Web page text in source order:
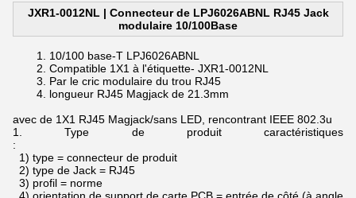
JXR1-0012NL | Connecteur de LPJ6026ABNL RJ45 Jack
modulaire 10/100Base
10/100 base-T LPJ6026ABNL
Compatible 1X1 à l'étiquette- JXR1-0012NL
Par le cric modulaire du trou RJ45
longueur RJ45 Magjack de 21.3mm
avec de 1X1 RJ45 Magjack/sans LED, rencontrant IEEE 802.3u
1.Type de produit caractéristiques
:
1) type = connecteur de produit
2) type de Jack = RJ45
3) profil = norme